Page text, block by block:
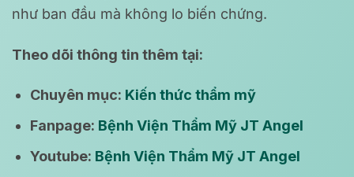
như ban đầu mà không lo biến chứng.
Theo dõi thông tin thêm tại:
Chuyên mục: Kiến thức thẩm mỹ
Fanpage: Bệnh Viện Thẩm Mỹ JT Angel
Youtube: Bệnh Viện Thẩm Mỹ JT Angel